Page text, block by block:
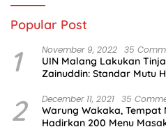
Popular Post
1 November 9, 2022 35
UIN Malang Lakukan
Zainuddin: Standar Mutu
2 December 11, 2021 35
Warung Wakaka, Tempat
Hadirkan 200 Menu